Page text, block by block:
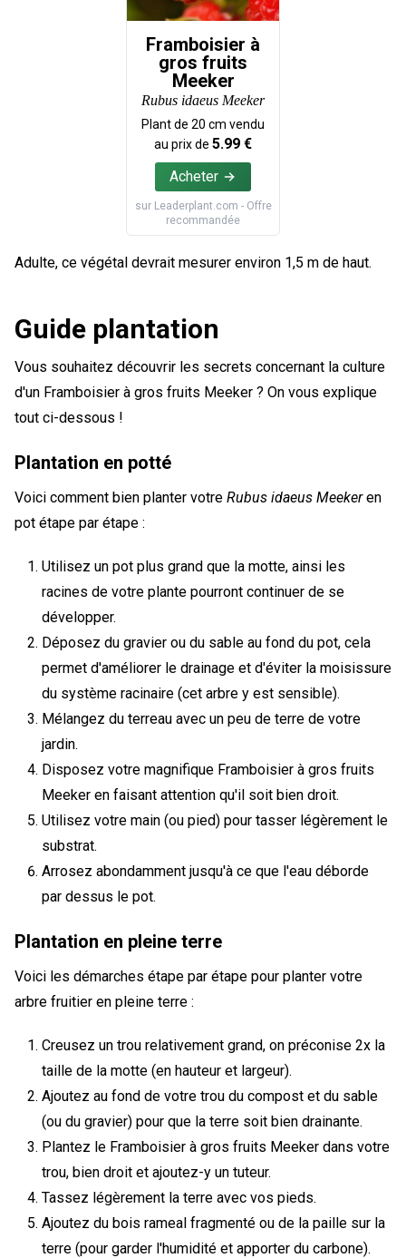
Framboisier à
gros fruits
Meeker
Rubus idaeus Meeker
Plant de 20 cm vendu
au prix de 5.99 €
Acheter
sur Leaderplant.com - Offre
recommandée
Adulte, ce végétal devrait mesurer environ 1,5 m de haut.
Guide plantation
Vous souhaitez découvrir les secrets concernant la culture
d'un Framboisier à gros fruits Meeker ? On vous explique
tout ci-dessous !
Plantation en potté
Voici comment bien planter votre Rubus idaeus Meekeren
pot étape par étape :
Utilisez un pot plus grand que la motte, ainsi les
racines de votre plante pourront continuer de se
développer.
Déposez du gravier ou du sable au fond du pot, cela
permet d'améliorer le drainage et d'éviter la moisissure
du système racinaire (cet arbre y est sensible).
Mélangez du terreau avec un peu de terre de votre
jardin.
Disposez votre magnifique Framboisier à gros fruits
Meeker en faisant attention qu'il soit bien droit.
Utilisez votre main (ou pied) pour tasser légèrement le
substrat.
Arrosez abondamment jusqu'à ce que l'eau déborde
par dessus le pot.
Plantation en pleine terre
Voici les démarches étape par étape pour planter votre
arbre fruitier en pleine terre :
Creusez un trou relativement grand, on préconise 2x la
taille de la motte (en hauteur et largeur).
Ajoutez au fond de votre trou du compost et du sable
(ou du gravier) pour que la terre soit bien drainante.
Plantez le Framboisier à gros fruits Meeker dans votre
trou, bien droit et ajoutez-y un tuteur.
Tassez légèrement la terre avec vos pieds.
Ajoutez du bois rameal fragmenté ou de la paille sur la
terre (pour garder l'humidité et apporter du carbone).